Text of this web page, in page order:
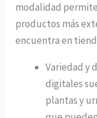
modalidad
productos más
encuentra en
Variedad y
digitales
plantas y